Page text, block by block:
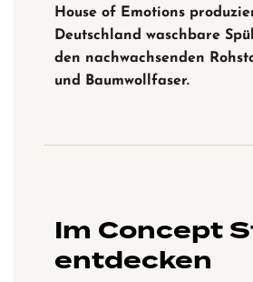
House of Emotions
Deutschland waschbare
den nachwachsenden
und Baumwollfaser.
Im Concept
entdecken